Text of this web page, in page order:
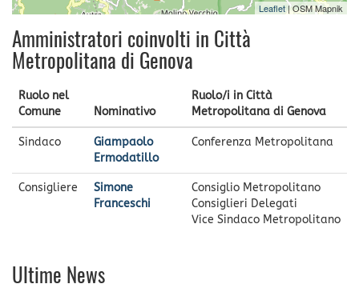
Leaflet| OSM Mapnik
Amministratori coinvolti in Città
Metropolitana di Genova
Ruolo nel
Comune
Nominativo
Ruolo/i in Città
Metropolitana di Genova
Sindaco
Giampaolo
Ermodatillo
Conferenza Metropolitana
Consigliere
Simone
Franceschi
Consiglio Metropolitano
Consiglieri Delegati
Vice Sindaco Metropolitano
Ultime News